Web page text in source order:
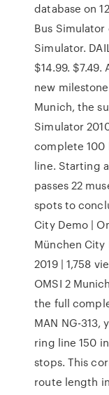
database on
Bus Simulator
Simulator.
$14.99.
new
Munich, the
Simulator
complete 100
line. Starting
passes 22
spots to
City Demo |
München City
2019 | 1,758
OMSI 2
the full
MAN NG-
ring line 150
stops. This
route length